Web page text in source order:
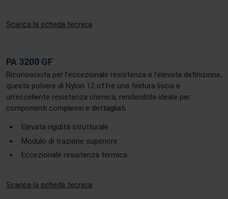
Scarica la scheda tecnica
PA 3200 GF
Riconosciuta per l’eccezionale resistenza e l’elevata definizione,
questa polvere di Nylon 12 offre una finitura liscia e
un’eccellente resistenza chimica, rendendola ideale per
componenti complessi e dettagliati
Elevata rigidità strutturale
Modulo di trazione superiore
Eccezionale resistenza termica
Scarica la scheda tecnica